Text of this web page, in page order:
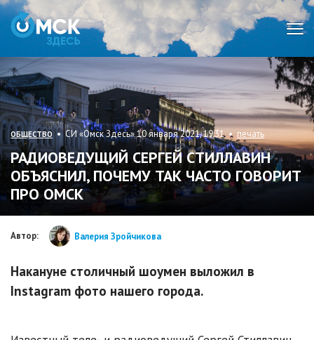
ОБЩЕСТВО • СИ «Омск Здесь» 10 января 2021, 19:31 • печать
РАДИОВЕДУЩИЙ СЕРГЕЙ СТИЛЛАВИН
ОБЪЯСНИЛ, ПОЧЕМУ ТАК ЧАСТО ГОВОРИТ
ПРО ОМСК
Автор: Валерия Зройчикова
Накануне столичный шоумен выложил в
Instagram фото нашего города.